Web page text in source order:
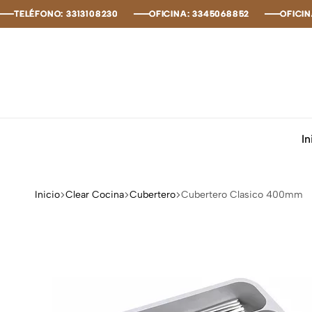
TELÉFONO: 3313108230 OFICINA: 3345068852 OFICINA:
TELÉFONO: 3313108230 OFICINA: 3345068852 OFICINA:
TELÉFONO: 3313108230 OFICINA: 3345068852 OFICINA:
TELÉFONO: 3313108230 OFICINA: 3345068852 OFICINA:
Inicio Clear Cocina Cubertero Cubertero Clasico 400mm